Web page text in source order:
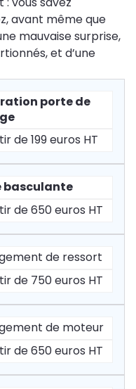
avant même que
mauvaise surprise,
et d’une
porte de
de 199 euros HT
basculante
de 650 euros HT
de ressort
de 750 euros HT
de moteur
de 650 euros HT